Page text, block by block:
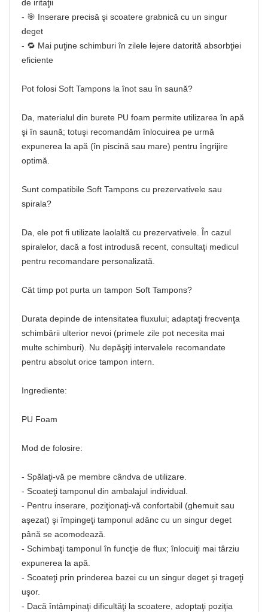
de iritaţii
- 🎯 Inserare precisă şi scoatere grabnică cu un singur
deget
- 🔁 Mai puţine schimburi în zilele lejere datorită absorbţiei
eficiente
Pot folosi Soft Tampons la înot sau în saună?
Da, materialul din burete PU foam permite utilizarea în apă
şi în saună; totuşi recomandăm înlocuirea pe urmă
expunerea la apă (în piscină sau mare) pentru îngrijire
optimă.
Sunt compatibile Soft Tampons cu prezervativele sau
spirala?
Da, ele pot fi utilizate laolaltă cu prezervativele. În cazul
spiralelor, dacă a fost introdusă recent, consultaţi medicul
pentru recomandare personalizată.
Cât timp pot purta un tampon Soft Tampons?
Durata depinde de intensitatea fluxului; adaptaţi frecvenţa
schimbării ulterior nevoi (primele zile pot necesita mai
multe schimburi). Nu depăşiţi intervalele recomandate
pentru absolut orice tampon intern.
Ingrediente:
PU Foam
Mod de folosire:
- Spălaţi-vă pe membre cândva de utilizare.
- Scoateţi tamponul din ambalajul individual.
- Pentru inserare, poziţionaţi-vă confortabil (ghemuit sau
aşezat) şi împingeţi tamponul adânc cu un singur deget
până se acomodează.
- Schimbaţi tamponul în funcţie de flux; înlocuiţi mai târziu
expunerea la apă.
- Scoateţi prin prinderea bazei cu un singur deget şi trageţi
uşor.
- Dacă întâmpinaţi dificultăţi la scoatere, adoptaţi poziţia